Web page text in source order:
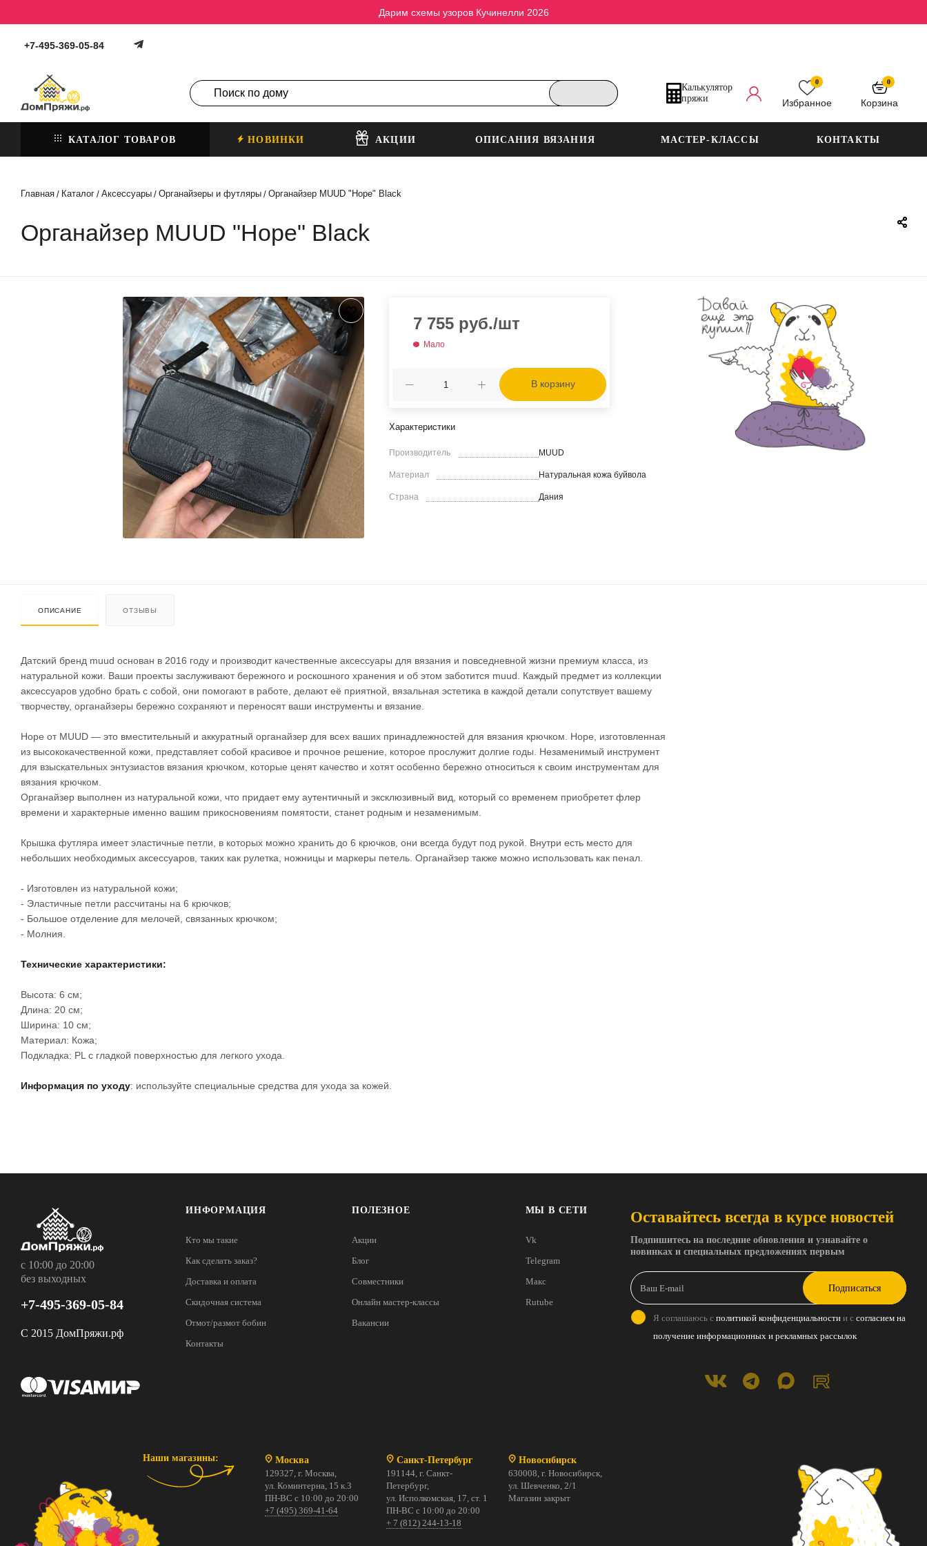
Дарим схемы узоров Кучинелли 2026
+7-495-369-05-84
Калькулятор
пряжи
Избранное
0
Корзина
0
КАТАЛОГ ТОВАРОВ НОВИНКИ АКЦИИ ОПИСАНИЯ ВЯЗАНИЯ МАСТЕР-КЛАССЫ КОНТАКТЫ
Главная / Каталог / Аксессуары / Органайзеры и футляры / Органайзер MUUD "Hope" Black
Органайзер MUUD "Hope" Black
7 755 руб./шт
Мало
В корзину
Характеристики
Производитель MUUD
Материал Натуральная кожа буйвола
Страна Дания
ОПИСАНИЕ ОТЗЫВЫ
Датский бренд muud основан в 2016 году и производит качественные аксессуары для вязания и повседневной жизни премиум класса, из
натуральной кожи. Ваши проекты заслуживают бережного и роскошного хранения и об этом заботится muud. Каждый предмет из коллекции
аксессуаров удобно брать с собой, они помогают в работе, делают её приятной, вязальная эстетика в каждой детали сопутствует вашему
творчеству, органайзеры бережно сохраняют и переносят ваши инструменты и вязание.
Hope от MUUD — это вместительный и аккуратный органайзер для всех ваших принадлежностей для вязания крючком. Hope, изготовленная
из высококачественной кожи, представляет собой красивое и прочное решение, которое прослужит долгие годы. Незаменимый инструмент
для взыскательных энтузиастов вязания крючком, которые ценят качество и хотят особенно бережно относиться к своим инструментам для
вязания крючком.
Органайзер выполнен из натуральной кожи, что придает ему аутентичный и эксклюзивный вид, который со временем приобретет флер
времени и характерные именно вашим прикосновениям помятости, станет родным и незаменимым.
Крышка футляра имеет эластичные петли, в которых можно хранить до 6 крючков, они всегда будут под рукой. Внутри есть место для
небольших необходимых аксессуаров, таких как рулетка, ножницы и маркеры петель. Органайзер также можно использовать как пенал.
- Изготовлен из натуральной кожи;
- Эластичные петли рассчитаны на 6 крючков;
- Большое отделение для мелочей, связанных крючком;
- Молния.
Технические характеристики:
Высота: 6 см;
Длина: 20 см;
Ширина: 10 см;
Материал: Кожа;
Подкладка: PL с гладкой поверхностью для легкого ухода.
Информация по уходу: используйте специальные средства для ухода за кожей.
с 10:00 до 20:00
без выходных
+7-495-369-05-84
С 2015 ДомПряжи.рф
ИНФОРМАЦИЯ
Кто мы такие
Как сделать заказ?
Доставка и оплата
Скидочная система
Отмот/размот бобин
Контакты
ПОЛЕЗНОЕ
Акции
Блог
Совместники
Онлайн мастер-классы
Вакансии
МЫ В СЕТИ
Vk
Telegram
Макс
Rutube
Наши магазины:
Москва
129327, г. Москва,
ул. Коминтерна, 15 к.3
ПН-ВС с 10:00 до 20:00
+7 (495) 369-41-64
Санкт-Петербург
191144, г. Санкт-
Петербург,
ул. Исполкомская, 17, ст. 1
ПН-ВС с 10:00 до 20:00
+ 7 (812) 244-13-18
Новосибирск
630008, г. Новосибирск,
ул. Шевченко, 2/1
Магазин закрыт
Оставайтесь всегда в курсе новостей
Подпишитесь на последние обновления и узнавайте о
новинках и специальных предложениях первым
Подписаться
Я соглашаюсь с политикой конфиденциальности и с согласием на
получение информационных и рекламных рассылок